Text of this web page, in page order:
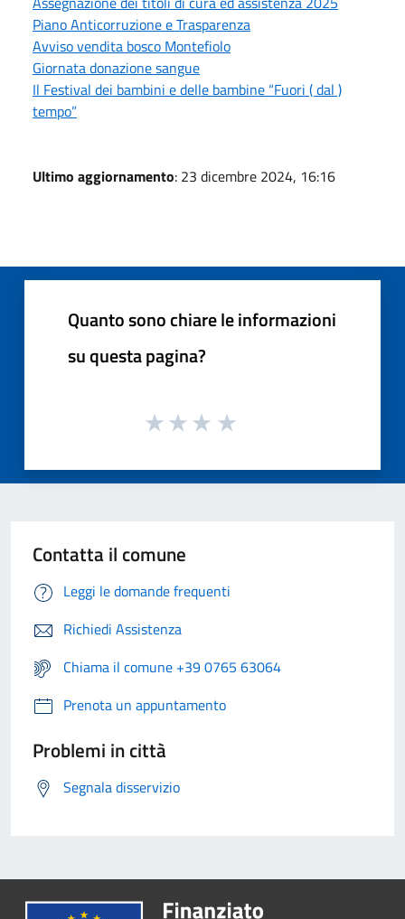
Piano Anticorruzione e Trasparenza
Avviso vendita bosco Montefiolo
Giornata donazione sangue
Il Festival dei bambini e delle bambine “Fuori ( dal )
tempo”
Ultimo aggiornamento: 23 dicembre 2024, 16:16
Quanto sono chiare le informazioni
su questa pagina?
Contatta il comune
Leggi le domande frequenti
Richiedi Assistenza
Chiama il comune +39 0765 63064
Prenota un appuntamento
Problemi in città
Segnala disservizio